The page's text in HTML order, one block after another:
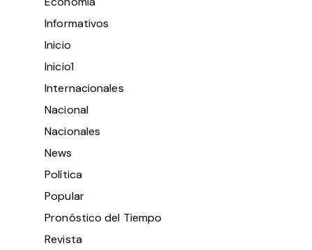
Informativos
Inicio
Inicio1
Internacionales
Nacional
Nacionales
News
Política
Popular
Pronóstico del Tiempo
Revista